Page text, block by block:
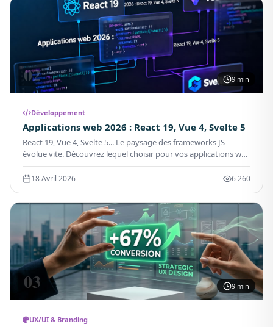
9 min
02
Développement
Applications web 2026 : React 19, Vue 4, Svelte 5
React 19, Vue 4, Svelte 5... Le paysage des frameworks JS
évolue vite. Découvrez lequel choisir pour vos applications web
en 2026.
18 Avril 2026 6 260
9 min
03
UX/UI & Branding